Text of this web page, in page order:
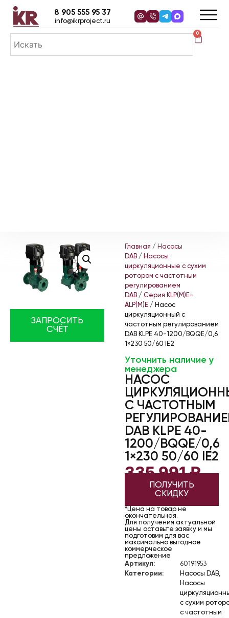
0
8 905 555 95 37
info@ikrproject.ru
ЗАПРОСИТЬ
СЧЁТ
Главная / Насосы
DAB / Насосы
циркуляционные с сухим
ротором с частотным
регулированием
DAB / Серия KLP(M)E-
ALP(M)E / Насос
циркуляционный с
частотным регулированием
DAB KLPE 40-1200/BQQE/0,6
1×230 50/60 IE2
Уточнить наличие у
менеджера
НАСОС
С ЧАСТОТНЫМ
DAB KLPE 40-
1200/BQQE/0,6
1×230 50/60 IE2
335 991₽
ПОЛУЧИТЬ
СКИДКУ
*Цена на товар не
окончательная.
Для получения актуальной
цены оставьте заявку и мы
подготовим для вас
максимально выгодное
коммерческое
предложение
Артикул:
60191953
Категории:
Насосы DAB,
Насосы
с сухим
с частотным